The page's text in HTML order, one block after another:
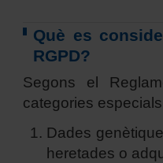
Què es
RGPD?
Segons el
categories
Dades
heretades o